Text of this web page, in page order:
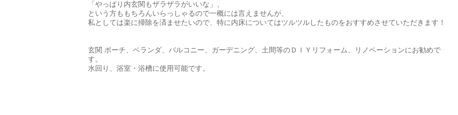
「やっぱり内玄関もザラザラがいいな」、
という方ももちろんいらっしゃるので一概には言えませんが、
私としては楽に掃除を済ませたいので、特に内床についてはツルツルしたものをおすすめさせていただきます！
玄関 ポーチ、ベランダ、バルコニー、ガーデニング、土間等のＤＩＹリフォーム、リノベーションにお勧めで
す。
水回り、浴室・浴槽に使用可能です。